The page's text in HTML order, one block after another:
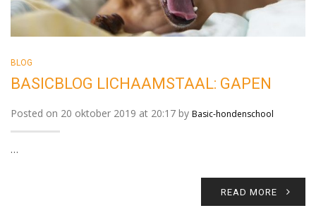
BLOG
BASICBLOG LICHAAMSTAAL: GAPEN
Posted on 20 oktober 2019 at 20:17 by Basic-hondenschool
…
READ MORE